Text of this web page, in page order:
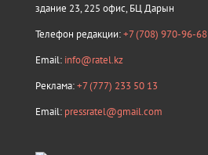
здание 23, 225 офис, БЦ Дарын
Телефон редакции:+7 (708) 970-96-68
Email: info@ratel.kz
Реклама:+7 (777) 233 50 13
Email: pressratel@gmail.com